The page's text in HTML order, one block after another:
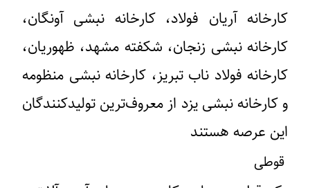
کارخانه آریان فولاد، کارخانه نبشی آونگان،
کارخانه نبشی زنجان، شکفته مشهد، ظهوریان،
کارخانه فولاد ناب تبریز، کارخانه نبشی منظومه
و کارخانه نبشی یزد از معروف‌ترین تولیدکنندگان
این عرصه هستند
قوطی